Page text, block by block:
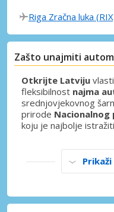
Riga Zračna luka
Zašto unajmiti
Otkrijte Latviju
fleksibilnost najma
srednjovjekovnog
prirode Nacionalnog
koju je najbolje